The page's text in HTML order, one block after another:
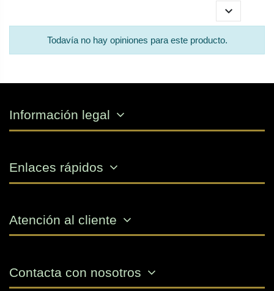

Todavía no hay opiniones para este producto.
Información legal
Enlaces rápidos
Atención al cliente
Contacta con nosotros